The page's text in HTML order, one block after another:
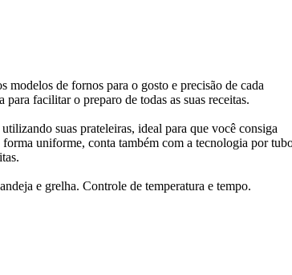
de fornos para o gosto e precisão de cada
facilitar o preparo de todas as suas receitas.
suas prateleiras, ideal para que você consiga
uniforme, conta também com a tecnologia por
e grelha. Controle de temperatura e tempo.